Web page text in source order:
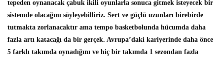
tepeden oynanacak çabuk ikili oyunlarla sonuca gitmek isteyecek bir
sistemde olacağını söyleyebilliriz. Sert ve güçlü uzunları birebirde
tutmakta zorlanacaktır ama tempo basketbolunda hücumda daha
fazla artı katacağı da bir gerçek. Avrupa’daki kariyerinde daha önce
5 farklı takımda oynadığını ve hiç bir takımda 1 sezondan fazla